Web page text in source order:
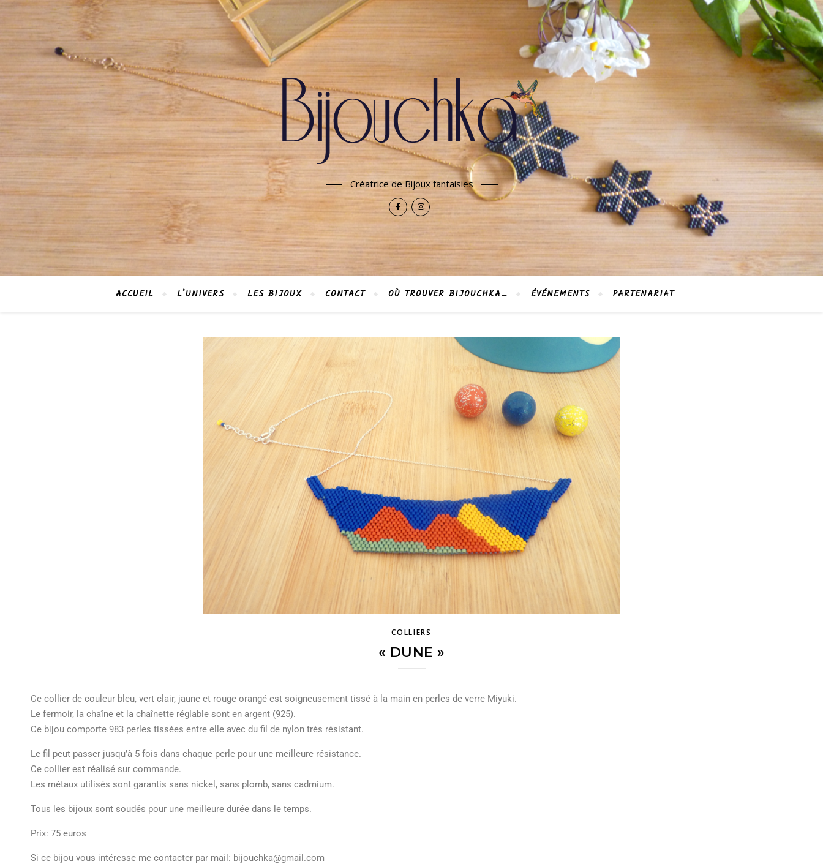
Créatrice de Bijoux fantaisies
ACCUEIL L’UNIVERS LES BIJOUX CONTACT OÙ TROUVER BIJOUCHKA… ÉVÉNEMENTS PARTENARIAT
COLLIERS
« DUNE »
Ce collier de couleur bleu, vert clair, jaune et rouge orangé est soigneusement tissé à la main en perles de verre Miyuki.
Le fermoir, la chaîne et la chaînette réglable sont en argent (925).
Ce bijou comporte 983 perles tissées entre elle avec du fil de nylon très résistant.
Le fil peut passer jusqu’à 5 fois dans chaque perle pour une meilleure résistance.
Ce collier est réalisé sur commande.
Les métaux utilisés sont garantis sans nickel, sans plomb, sans cadmium.
Tous les bijoux sont soudés pour une meilleure durée dans le temps.
Prix: 75 euros
Si ce bijou vous intéresse me contacter par mail: bijouchka@gmail.com